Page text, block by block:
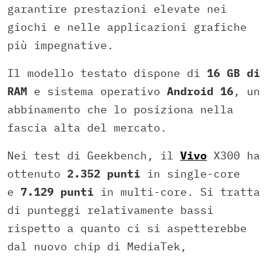
garantire prestazioni elevate nei
giochi e nelle applicazioni grafiche
più impegnative.
Il modello testato dispone di 16 GB di
RAM e sistema operativo Android 16, un
abbinamento che lo posiziona nella
fascia alta del mercato.
Nei test di Geekbench, il Vivo X300 ha
ottenuto 2.352 punti in single-core
e 7.129 punti in multi-core. Si tratta
di punteggi relativamente bassi
rispetto a quanto ci si aspetterebbe
dal nuovo chip di MediaTek,